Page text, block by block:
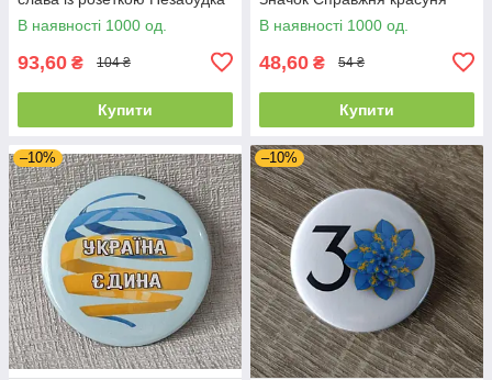
В наявності 1000 од.
93,60 ₴ 104 ₴
Купити
В наявності 1000 од.
48,60 ₴ 54 ₴
Купити
–10% –10%